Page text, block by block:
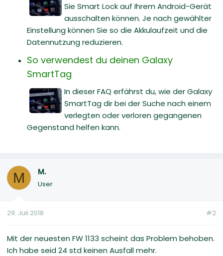
Sie Smart Lock auf Ihrem Android-Gerät
ausschalten können. Je nach gewählter
Einstellung können Sie so die Akkulaufzeit und die
Datennutzung reduzieren.
So verwendest du deinen Galaxy
SmartTag
In dieser FAQ erfährst du, wie der Galaxy
SmartTag dir bei der Suche nach einem
verlegten oder verloren gegangenen
Gegenstand helfen kann.
M M.
User
29. Juli 2018 #2
Mit der neuesten FW 1133 scheint das Problem behoben.
Ich habe seid 24 std keinen Ausfall mehr.